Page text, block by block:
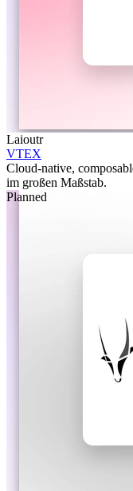
Laioutr
VTEX
Cloud-native,
im großen Maßstab.
Planned